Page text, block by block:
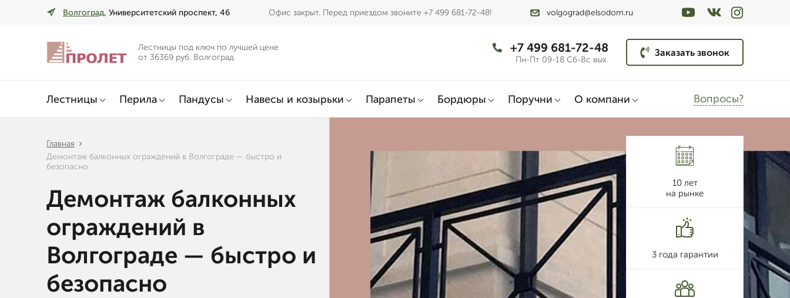
Волгоград, Университетский проспект, 46 Офис закрыт. Перед приездом звоните +7 499 681-72-48! volgograd@elsodom.ru
Лестницы под ключ по лучшей цене
от 36369 руб. Волгоград
+7 499 681-72-48
Пн-Пт 09-18 Сб-Вс вых.
Заказать звонок
Лестницы Перила Пандусы Навесы и козырьки Парапеты Бордюры Поручни О компани Вопросы?
Главная
Демонтаж балконных ограждений в Волгограде — быстро и
безопасно
Демонтаж балконных
ограждений в
Волгограде — быстро и
безопасно
10 лет
на рынке
3 года гарантии